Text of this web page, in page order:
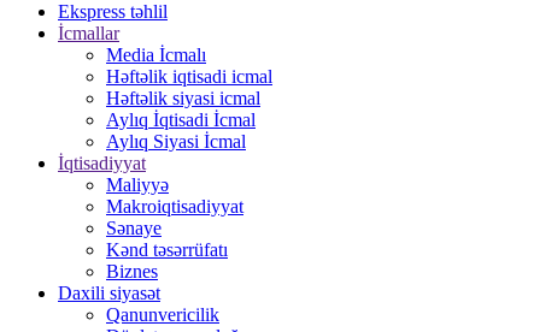
Ekspress təhlil
İcmallar
Media İcmalı
Həftəlik iqtisadi icmal
Həftəlik siyasi icmal
Aylıq İqtisadi İcmal
Aylıq Siyasi İcmal
İqtisadiyyat
Maliyyə
Makroiqtisadiyyat
Sənaye
Kənd təsərrüfatı
Biznes
Daxili siyasət
Qanunvericilik